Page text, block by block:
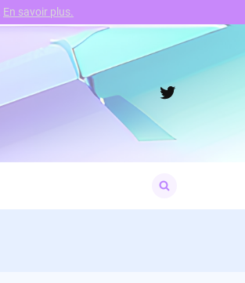
Twitter
for:
En savoir plus.